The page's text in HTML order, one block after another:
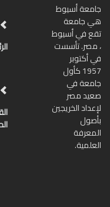
جامعة أسيوط
هي جامعة
تقع في أسيوط
، مصر. تأسست
في أكتوبر
1957 كأول
جامعة في
صعيد مصر
لإعداد الخريجين
بأصول
المعرفة
العلمية.